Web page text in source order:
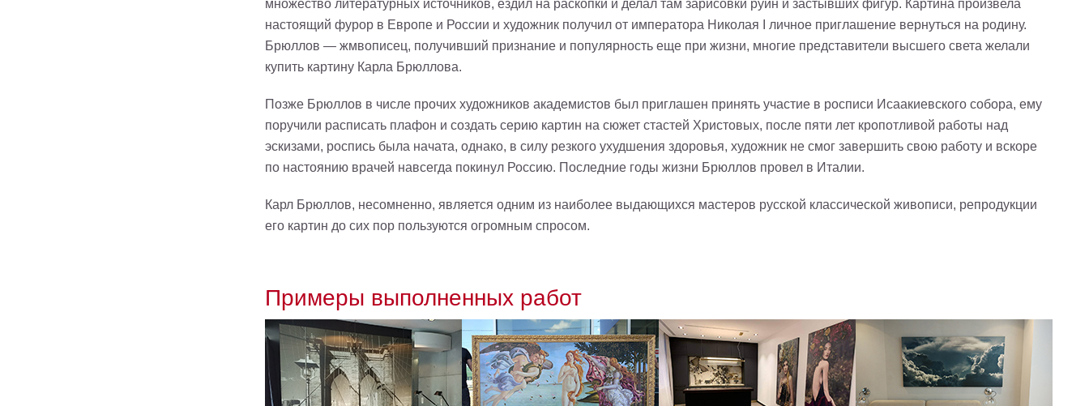
множество литературных источников, ездил на раскопки и делал там зарисовки руин и застывших фигур. Картина произвела
настоящий фурор в Европе и России и художник получил от императора Николая I личное приглашение вернуться на родину.
Брюллов — жмвописец, получивший признание и популярность еще при жизни, многие представители высшего света желали
купить картину Карла Брюллова.
Позже Брюллов в числе прочих художников академистов был приглашен принять участие в росписи Исаакиевского собора, ему
поручили расписать плафон и создать серию картин на сюжет стастей Христовых, после пяти лет кропотливой работы над
эскизами, роспись была начата, однако, в силу резкого ухудшения здоровья, художник не смог завершить свою работу и вскоре
по настоянию врачей навсегда покинул Россию. Последние годы жизни Брюллов провел в Италии.
Карл Брюллов, несомненно, является одним из наиболее выдающихся мастеров русской классической живописи, репродукции
его картин до сих пор пользуются огромным спросом.
Примеры выполненных работ